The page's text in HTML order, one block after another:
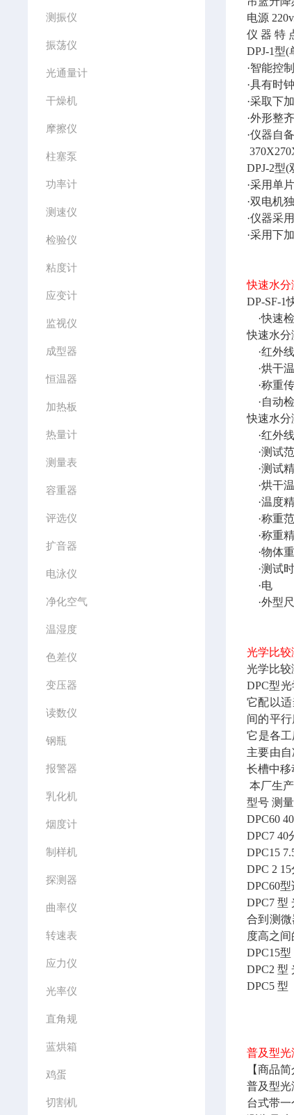
测振仪
振荡仪
光通量计
干燥机
摩擦仪
柱塞泵
功率计
测速仪
检验仪
粘度计
应变计
监视仪
成型器
恒温器
加热板
热量计
测量表
容重器
评选仪
扩音器
电泳仪
净化空气
温湿度
色差仪
变压器
读数仪
钢瓶
报警器
乳化机
烟度计
制样机
探测器
曲率仪
转速表
应力仪
光率仪
直角规
蓝烘箱
鸡蛋
切割机
电源
仪 器 特
DPJ-1型(
·智能控
·具有时
·采取下
·外形整
·仪器自
DPJ-2型(
·采用单
·双电机
·仪器采
·采用下
快速水分
DP-
·快速
快速水分
·红外
·烘干
·称重
·自动
快速水
·红外
·测试
·测试
·烘干
·温度
·称重
·称重
·物体
·测试
·电
·外型
光学比较
光学比较
DPC型
它配以
间的平
它是各
主要由
长槽中移
本厂生
型号 测
DPC60
DPC7 40
DPC15
DPC 2
DPC60
DPC7 型
合到测
度高之间
DPC15
DPC2 型
DPC5 型
普及型光
【商品简
普及型光
台式带